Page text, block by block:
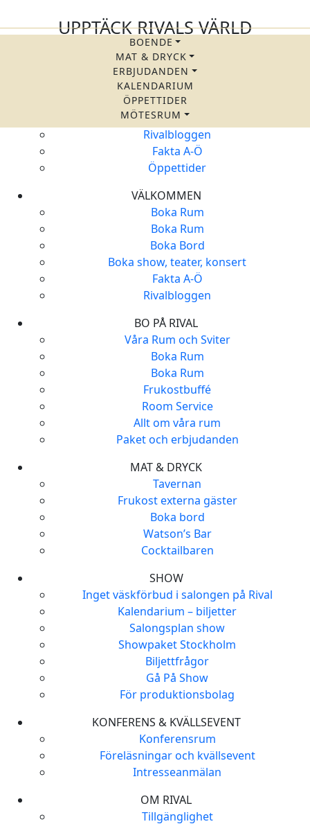
UPPTÄCK RIVALS VÄRLD
SNABBLÄNKAR
Boende
Mat & Dryck
Paket och erbjudanden
Kalendarium
Rivalbloggen
Fakta A-Ö
Öppettider
VÄLKOMMEN
Boka Rum
Boka Rum
Boka Bord
Boka show, teater, konsert
Fakta A-Ö
Rivalbloggen
BO PÅ RIVAL
Våra Rum och Sviter
Boka Rum
Boka Rum
Frukostbuffé
Room Service
Allt om våra rum
Paket och erbjudanden
MAT & DRYCK
Tavernan
Frukost externa gäster
Boka bord
Watson’s Bar
Cocktailbaren
SHOW
Inget väskförbud i salongen på Rival
Kalendarium – biljetter
Salongsplan show
Showpaket Stockholm
Biljettfrågor
Gå På Show
För produktionsbolag
KONFERENS & KVÄLLSEVENT
Konferensrum
Föreläsningar och kvällsevent
Intresseanmälan
OM RIVAL
Tillgänglighet
BOENDE
MAT & DRYCK
ERBJUDANDEN
KALENDARIUM
ÖPPETTIDER
MÖTESRUM